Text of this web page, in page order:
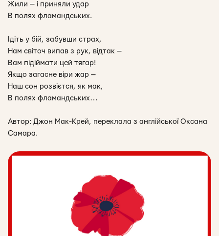
Жили — і приняли удар
В полях фламандських.
Ідіть у бій, забувши страх,
Нам світоч випав з рук, відтак —
Вам підіймати цей тягар!
Якщо загасне віри жар —
Наш сон розвієтся, як мак,
В полях фламандських…
Автор: Джон Мак-Крей, переклала з англійської Оксана
Самара.